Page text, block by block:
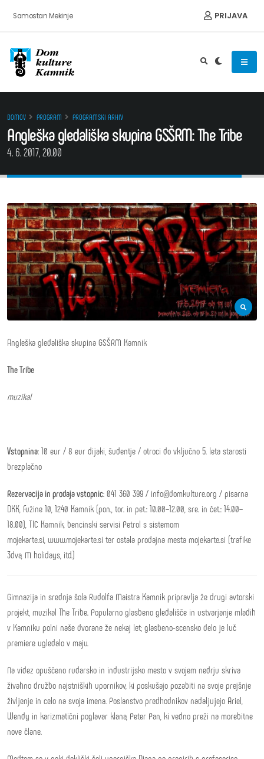
Samostan Mekinje PRIJAVA
DOMOV PROGRAM PROGRAMSKI ARHIV
Angleška gledališka skupina GSŠRM: The Tribe
4. 6. 2017, 20.00
Angleška gledališka skupina GSŠRM Kamnik
The Tribe
muzikal
Vstopnina: 10 eur / 8 eur dijaki, šudentje / otroci do vključno 5. leta starosti
brezplačno
Rezervacija in prodaja vstopnic: 041 360 399 / info@domkulture.org / pisarna
DKK, Fužine 10, 1240 Kamnik (pon., tor. in pet.: 10.00–12.00, sre. in čet.: 14.00–
18.00), TIC Kamnik, bencinski servisi Petrol s sistemom
mojekarte.si, www.mojekarte.si ter ostala prodajna mesta mojekarte.si (trafike
3dva, M holidays, itd.)
Gimnazija in srednja šola Rudolfa Maistra Kamnik pripravlja že drugi avtorski
projekt, muzikal The Tribe. Popularno glasbeno gledališče in ustvarjanje mladih
v Kamniku polni naše dvorane že nekaj let; glasbeno-scensko delo je luč
premiere ugledalo v maju.
Na videz opuščeno rudarsko in industrijsko mesto v svojem nedrju skriva
živahno družbo najstniških upornikov, ki poskušajo pozabiti na svoje prejšnje
življenje in celo na svoja imena. Poslanstvo predhodnikov nadaljujejo Ariel,
Wendy in karizmatični poglavar klana, Peter Pan, ki vedno preži na morebitne
nove člane.